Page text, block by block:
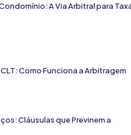
A Via Arbitral para
Como Funciona a Arbitragem
Cláusulas que Previnem a